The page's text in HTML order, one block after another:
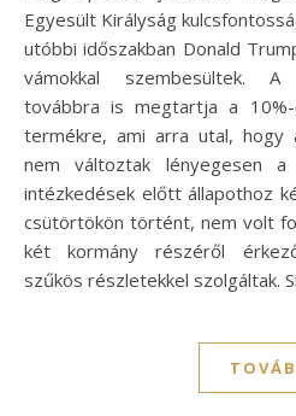
Egyesült Királyság
utóbbi időszakban Donald
vámokkal szembesültek. A
továbbra is megtartja a
termékre, ami arra utal, hogy
nem változtak lényegesen
intézkedések előtt állapothoz
csütörtökön történt, nem volt
két kormány részéről
szűkös részletekkel szolgáltak.